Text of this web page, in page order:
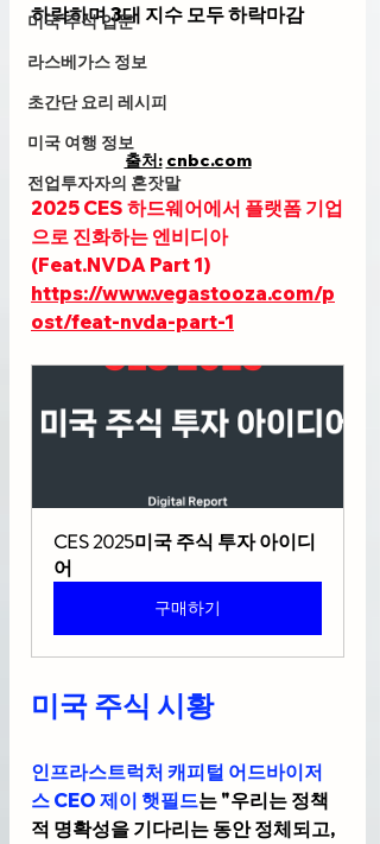
미국 주식 입문
라스베가스 정보
초간단 요리 레시피
미국 여행 정보
전업투자자의 혼잣말
하락하며 3대 지수 모두 하락마감
출처: cnbc.com
2025 CES 하드웨어에서 플랫폼 기업
으로 진화하는 엔비디아
(Feat.NVDA Part 1)
https://www.vegastooza.com/p
ost/feat-nvda-part-1
CES 2025미국 주식 투자 아이디
어
구매하기
미국 주식 시황
인프라스트럭처 캐피털 어드바이저
스 CEO 제이 햇필드는 "우리는 정책
적 명확성을 기다리는 동안 정체되고,